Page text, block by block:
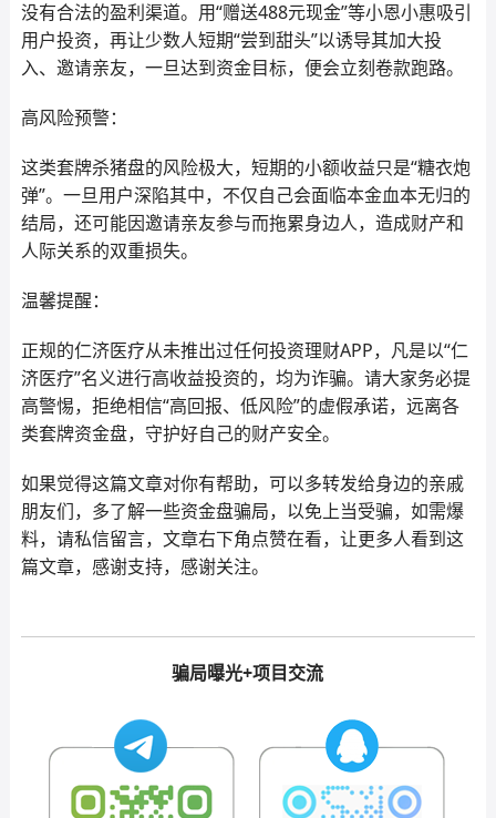
没有合法的盈利渠道。用“赠送488元现金”等小恩小惠吸引
用户投资，再让少数人短期“尝到甜头”以诱导其加大投
入、邀请亲友，一旦达到资金目标，便会立刻卷款跑路。
高风险预警：
这类套牌杀猪盘的风险极大，短期的小额收益只是“糖衣炮
弹”。一旦用户深陷其中，不仅自己会面临本金血本无归的
结局，还可能因邀请亲友参与而拖累身边人，造成财产和
人际关系的双重损失。
温馨提醒：
正规的仁济医疗从未推出过任何投资理财APP，凡是以“仁
济医疗”名义进行高收益投资的，均为诈骗。请大家务必提
高警惕，拒绝相信“高回报、低风险”的虚假承诺，远离各
类套牌资金盘，守护好自己的财产安全。
如果觉得这篇文章对你有帮助，可以多转发给身边的亲戚
朋友们，多了解一些资金盘骗局，以免上当受骗，如需爆
料，请私信留言，文章右下角点赞在看，让更多人看到这
篇文章，感谢支持，感谢关注。
骗局曝光+项目交流